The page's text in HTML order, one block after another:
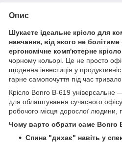
Опис
Шукаєте ідеальне крісло для
навчання, від якого не болітиме
ергономічне комп'ютерне
чорному кольорі. Це не просто
щоденна інвестиція у
гарне самопочуття під час
Крісло Bonro B-619 універсальне
для облаштування сучасного
робочого місця дорослої людини,
Чому варто обрати саме Bonro
Спина "дихає" навіть у